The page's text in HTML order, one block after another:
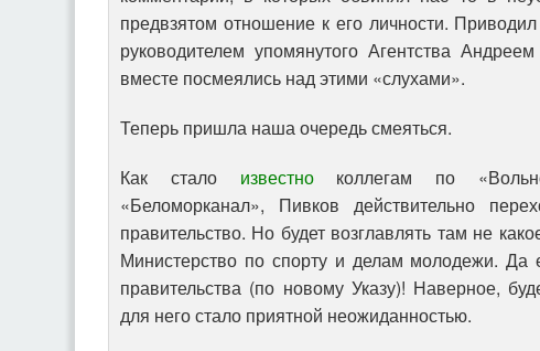
предвзятом отношение к его личности.
руководителем упомянутого Агентства
вместе посмеялись над этими «слухами».
Теперь пришла наша очередь смеяться.
Как стало известноколлегам по
«Беломорканал», Пивков действительно
правительство. Но будет возглавлять там не
Министерство по спорту и делам молодежи.
правительства (по новому Указу)! Наверное,
для него стало приятной неожиданностью.